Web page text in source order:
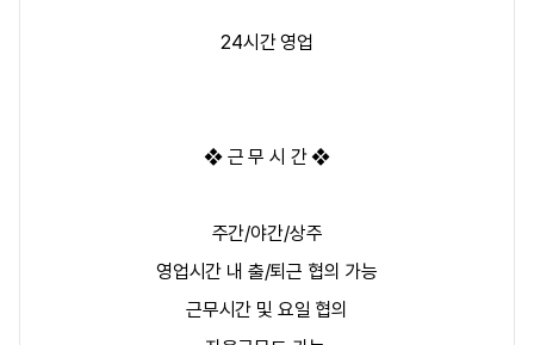
24시간 영업
❖ 근 무 시 간 ❖
주간/야간/상주
영업시간 내 출/퇴근 협의 가능
근무시간 및 요일 협의